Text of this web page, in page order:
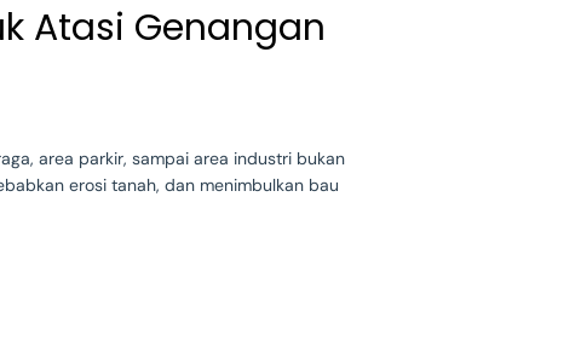
Atasi Genangan
area parkir, sampai area industri bukan
erosi tanah, dan menimbulkan bau